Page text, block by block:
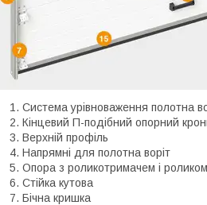
Система урівноваження полотна
Кінцевий П-подібний опорний
Верхній профіль
Напрямні для полотна воріт
Опора з роликотримачем і роликом
Стійка кутова
Бічна кришка